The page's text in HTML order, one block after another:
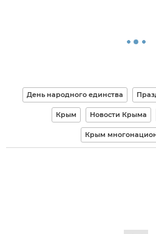
День народного единства
Крым Новости Крыма
Крым